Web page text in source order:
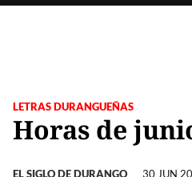
LETRAS DURANGUEÑAS
Horas de
EL SIGLO DE DURANGO 30 JUN